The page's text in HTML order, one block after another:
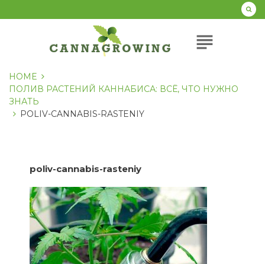
к
subject
HOME
ПОЛИВ РАСТЕНИЙ КАННАБИСА: ВСЁ, ЧТО НУЖНО
ЗНАТЬ
POLIV-CANNABIS-RASTENIY
poliv-cannabis-rasteniy